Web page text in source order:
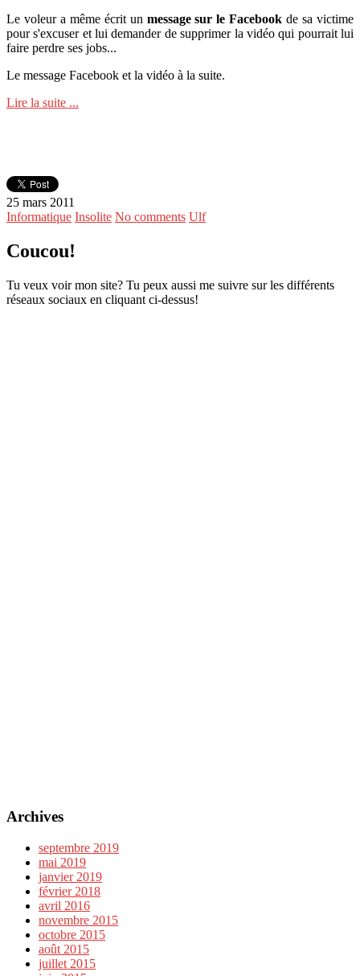
Le voleur a même écrit unmessage sur le Facebook de sa victime
pour s'excuser et lui demander de supprimer la vidéo qui pourrait lui
faire perdre ses jobs...
Le message Facebook et la vidéo à la suite.
Lire la suite ...
25 mars 2011
Informatique Insolite No comments Ulf
Coucou!
Tu veux voir mon site? Tu peux aussi me suivre sur les différents
réseaux sociaux en cliquant ci-dessus!
Archives
septembre 2019
mai 2019
janvier 2019
février 2018
avril 2016
novembre 2015
octobre 2015
août 2015
juillet 2015